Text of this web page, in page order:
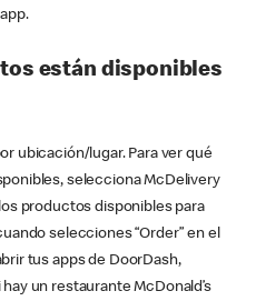
están disponibles
ubicación/lugar. Para ver qué
selecciona McDelivery
productos disponibles para
selecciones “Order” en el
tus apps de DoorDash,
un restaurante McDonald’s